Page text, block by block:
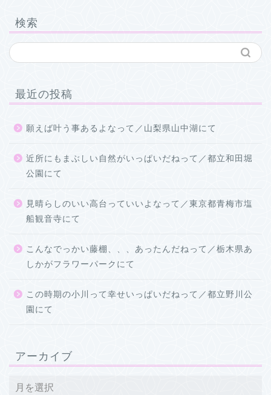
検索
最近の投稿
願えば叶う事あるよなって／山梨県山中湖にて
近所にもまぶしい自然がいっぱいだねって／都立和田堀
公園にて
見晴らしのいい高台っていいよなって／東京都青梅市塩
船観音寺にて
こんなでっかい藤棚、、、あったんだねって／栃木県あ
しかがフラワーパークにて
この時期の小川って幸せいっぱいだねって／都立野川公
園にて
アーカイブ